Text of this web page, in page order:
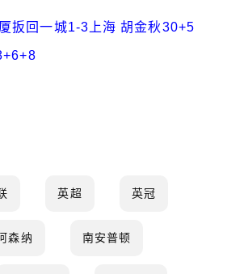
扳回一城1-3上海 胡金秋30+5
英超 英冠
森纳 南安普顿